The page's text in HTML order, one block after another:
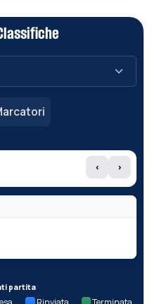
‹ ›
partita